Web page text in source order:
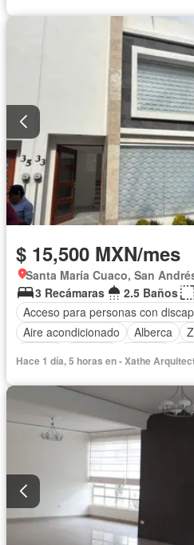
$ 15,500 MXN/mes
Santa María Cuaco, San
3 Recámaras
2.5 Baños
Acceso para personas con
Aire acondicionado
Alberca
Circuito
Chimenea
Cisterna Cocina
Cuarto de Limpieza
Cuarto de
Estacionamiento
Gimnasio
Recámara con closet
Seguridad
Televisión por cable
Vista panorámica
Wifi Zonas
Permite niños
Sin amueblar
Hace 1 día, 5 horas en - Xathe